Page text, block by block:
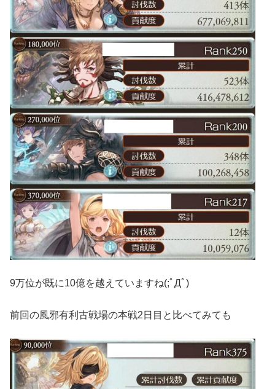
9万位が既に10億を越えていますね(;ﾟДﾟ)
前回の風邪有利古戦場の本戦2日目と比べてみても